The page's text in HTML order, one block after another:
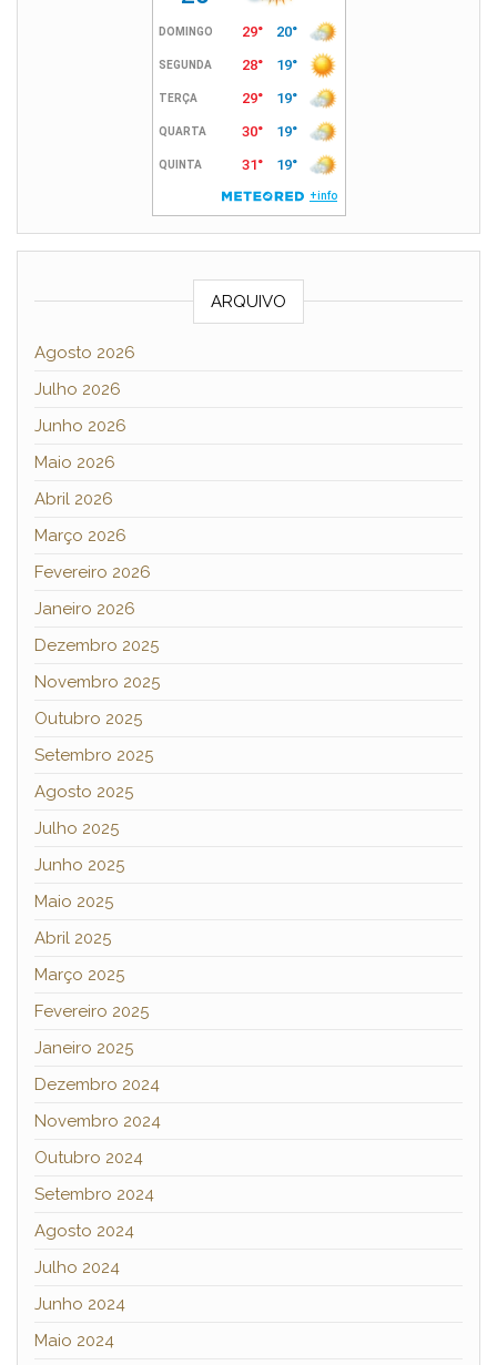
ARQUIVO
Agosto 2026
Julho 2026
Junho 2026
Maio 2026
Abril 2026
Março 2026
Fevereiro 2026
Janeiro 2026
Dezembro 2025
Novembro 2025
Outubro 2025
Setembro 2025
Agosto 2025
Julho 2025
Junho 2025
Maio 2025
Abril 2025
Março 2025
Fevereiro 2025
Janeiro 2025
Dezembro 2024
Novembro 2024
Outubro 2024
Setembro 2024
Agosto 2024
Julho 2024
Junho 2024
Maio 2024